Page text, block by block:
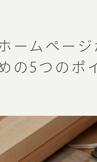
ームペー
の5つのポ